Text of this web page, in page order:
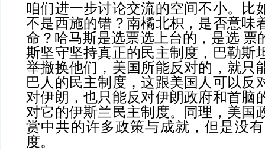
咱们进一步讨论交流的空间不小。比
不是西施的错？南橘北枳，是否意味
命？哈马斯是选票选上台的，是选 票
斯坚守坚持真正的民主制度，巴勒斯
举撤换他们，美国所能反对的，就只
巴人的民主制度，这跟美国人可以反
对伊朗，也只能反对伊朗政府和首脑
对它的伊斯兰民主制度。同理，美国
赏中共的许多政策与成就，但是没
度。